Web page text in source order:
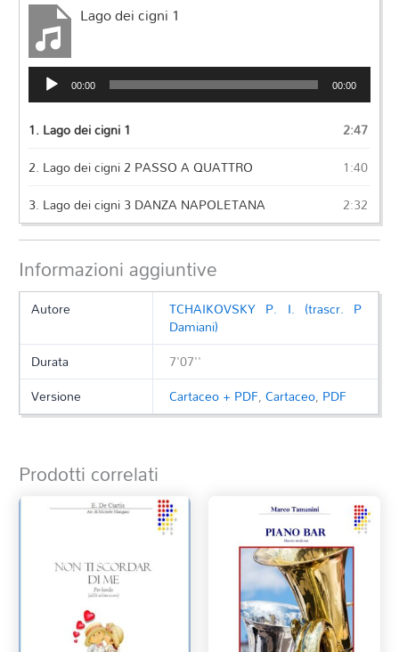
Lago dei cigni 1
Audio
Player 00:00 00:00
1.Lago dei cigni 1
2:47
2. Lago dei cigni 2 PASSO A QUATTRO
1:40
3. Lago dei cigni 3 DANZA NAPOLETANA 2:32
Informazioni aggiuntive
Autore TCHAIKOVSKY P. I. (trascr. P
Damiani)
Durata
7'07''
Versione
Cartaceo + PDF,Cartaceo, PDF
Prodotti correlati